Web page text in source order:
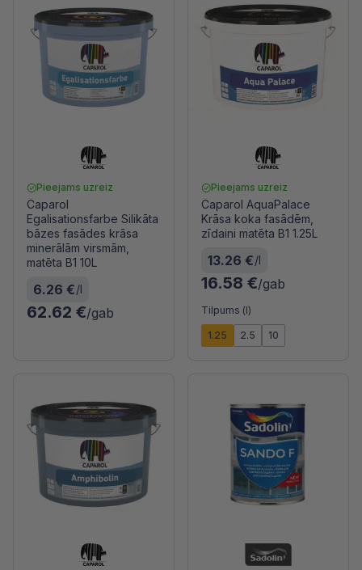
Pieejams uzreiz
Caparol
Egalisationsfarbe Silikāta
bāzes fasādes krāsa
minerālām virsmām,
matēta B1 10L
6.26 €/l
62.62 €/gab
Pieejams uzreiz
Caparol AquaPalace
Krāsa koka fasādēm,
zīdaini matēta B1 1.25L
13.26 €/l
16.58 €/gab
Tilpums (l)
1.25 2.5 10